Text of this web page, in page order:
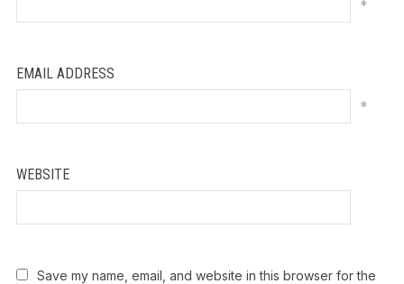
*
EMAIL ADDRESS
*
WEBSITE
Save my name, email, and website in this browser for the